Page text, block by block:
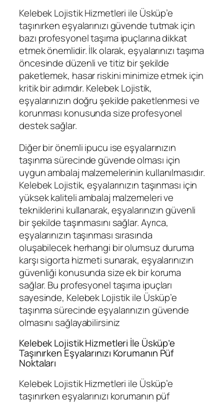
Kelebek Lojistik Hizmetleri ile Üsküp’e
taşınırken eşyalarınızı güvende tutmak için
bazı profesyonel taşıma ipuçlarına dikkat
etmek önemlidir. İlk olarak, eşyalarınızı taşıma
öncesinde düzenli ve titiz bir şekilde
paketlemek, hasar riskini minimize etmek için
kritik bir adımdır. Kelebek Lojistik,
eşyalarınızın doğru şekilde paketlenmesi ve
korunması konusunda size profesyonel
destek sağlar.
Diğer bir önemli ipucu ise eşyalarınızın
taşınma sürecinde güvende olması için
uygun ambalaj malzemelerinin kullanılmasıdır.
Kelebek Lojistik, eşyalarınızın taşınması için
yüksek kaliteli ambalaj malzemeleri ve
tekniklerini kullanarak, eşyalarınızın güvenli
bir şekilde taşınmasını sağlar. Ayrıca,
eşyalarınızın taşınması sırasında
oluşabilecek herhangi bir olumsuz duruma
karşı sigorta hizmeti sunarak, eşyalarınızın
güvenliği konusunda size ek bir koruma
sağlar. Bu profesyonel taşıma ipuçları
sayesinde, Kelebek Lojistik ile Üsküp’e
taşınma sürecinde eşyalarınızın güvende
olmasını sağlayabilirsiniz
Kelebek Lojistik Hizmetleri İle Üsküp’e
Taşınırken Eşyalarınızı Korumanın Püf
Noktaları
Kelebek Lojistik Hizmetleri ile Üsküp’e
taşınırken eşyalarınızı korumanın püf